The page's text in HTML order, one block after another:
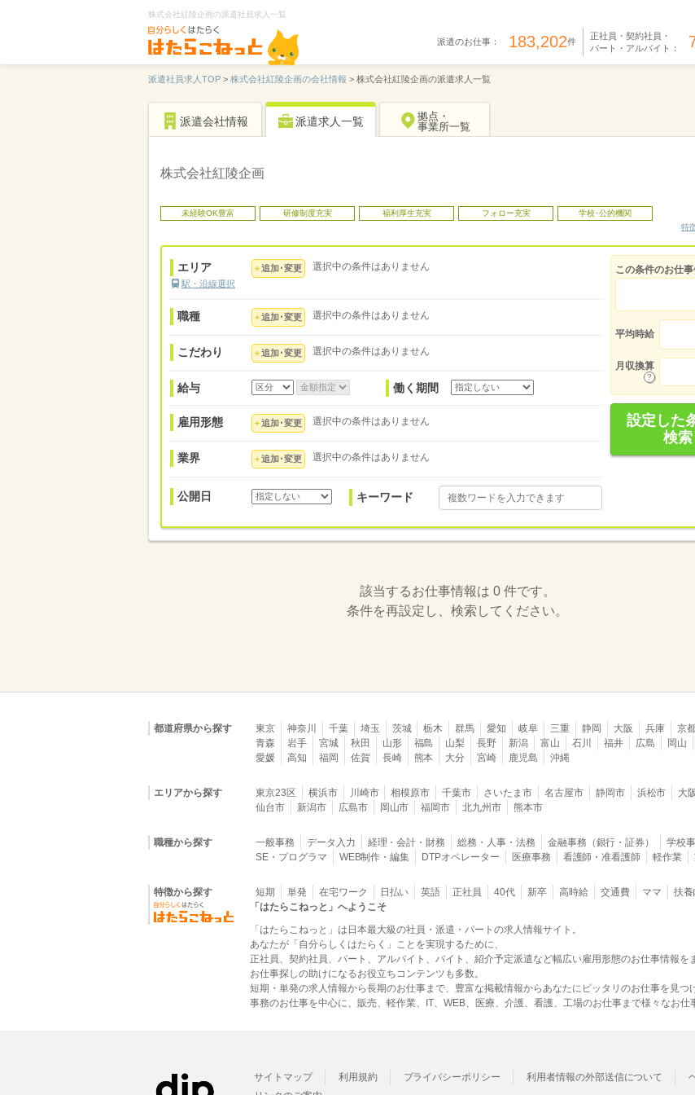
株式会社紅陵企画の派遣社員求人一覧
派遣のお仕事： 183,202件
正社員・契約社員・
パート・アルバイト：
派遣社員求人TOP > 株式会社紅陵企画の会社情報 > 株式会社紅陵企画の派遣求人一覧
派遣会社情報 派遣求人一覧
拠点・
事業所一覧
株式会社紅陵企画
未経験OK豊富 研修制度充実 福利厚生充実 フォロー充実
学校･公的機関
特
エリア
駅・沿線選択
追加･変更 選択中の条件はありません
職種 追加･変更 選択中の条件はありません
こだわり 追加･変更 選択中の条件はありません
給与 働く期間
雇用形態 追加･変更 選択中の条件はありません
業界 追加･変更 選択中の条件はありません
公開日 キーワード
この条件のお仕
平均時給
月収換算
設定した
検索
該当するお仕事情報は 0 件です。
条件を再設定し、検索してください。
都道府県から探す 東京 神奈川 千葉 埼玉 茨城 栃木 群馬 愛知 岐阜 三重 静岡 大阪 兵庫 京
青森
岩手 宮城 秋田 山形 福島 山梨 長野 新潟 富山 石川 福井 広島 岡山
愛媛
高知 福岡 佐賀 長崎 熊本 大分 宮崎 鹿児島 沖縄
エリアから探す 東京23区 横浜市 川崎市 相模原市 千葉市 さいたま市 名古屋市 静岡市 浜松市 大
仙台市
新潟市 広島市 岡山市 福岡市 北九州市 熊本市
職種から探す 一般事務 データ入力 経理・会計・財務 総務・人事・法務 金融事務（銀行・証券） 学校
SE・プログラマ
WEB制作・編集 DTPオペレーター 医療事務 看護師・准看護師 軽作業
特徴から探す 短期 単発 在宅ワーク 日払い 英語 正社員 40代 新卒 高時給 交通費 ママ 扶養
「はたらこねっと」へようこそ
「はたらこねっと」は日本最大級の社員・派遣・パートの求人情報サイト。
あなたが「自分らしくはたらく」ことを実現するために、
正社員、契約社員、パート、アルバイト、バイト、紹介予定派遣など幅広い雇用形態のお仕事情報を
お仕事探しの助けになるお役立ちコンテンツも多数。
短期・単発の求人情報から長期のお仕事まで、豊富な掲載情報からあなたにピッタリのお仕事を見つ
事務のお仕事を中心に、販売、軽作業、IT、WEB、医療、介護、看護、工場のお仕事まで様々なお仕
サイトマップ 利用規約 プライバシーポリシー 利用者情報の外部送信について